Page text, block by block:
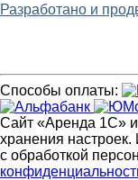
Разработано и
Способы оплаты:
Сайт «Аренда 1С»
хранения
с обработкой